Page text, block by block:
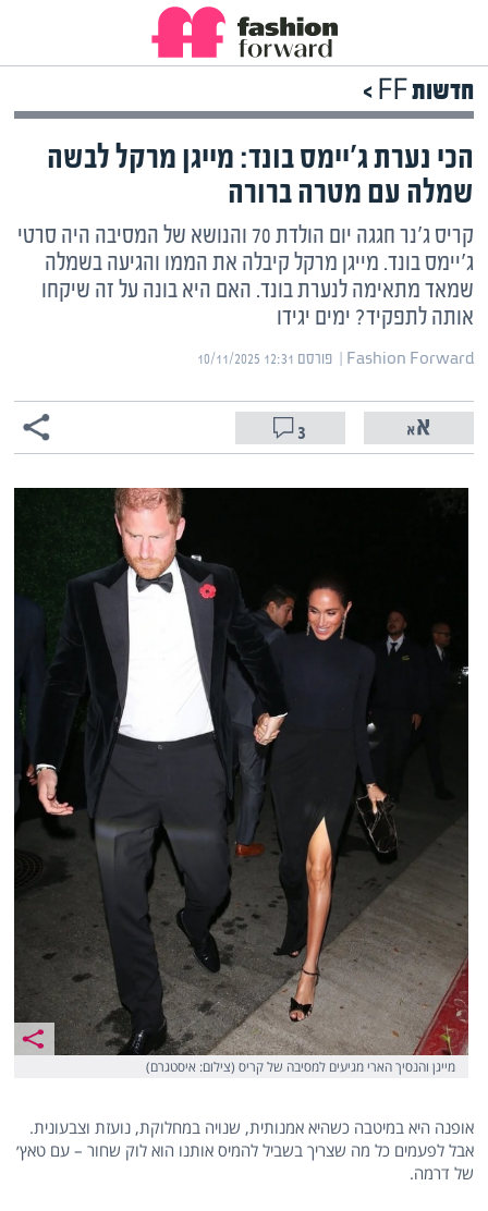
חדשות FF >
הכי נערת ג'יימס בונד: מייגן מרקל לבשה
שמלה עם מטרה ברורה
קריס ג'נר חגגה יום הולדת 70 והנושא של המסיבה היה סרטי
ג'יימס בונד. מייגן מרקל קיבלה את הממו והגיעה בשמלה
שמאד מתאימה לנערת בונד. האם היא בונה על זה שיקחו
אותה לתפקיד? ימים יגידו
Fashion Forward | ‏ פורסם ‎10/11/2025 12:31
3
מייגן והנסיך הארי מגיעים למסיבה של קריס (צילום: איסטגרם)
אופנה היא במיטבה כשהיא אמנותית, שנויה במחלוקת, נועזת וצבעונית.
אבל לפעמים כל מה שצריך בשביל להמיס אותנו הוא לוק שחור – עם טאץ׳
של דרמה.